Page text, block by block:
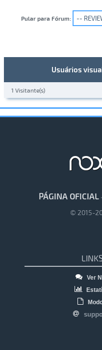
Pular para Fórum:
Usuários
1 Visitante(s)
PÁGINA OFICIAL ·
© 2015-
Ver